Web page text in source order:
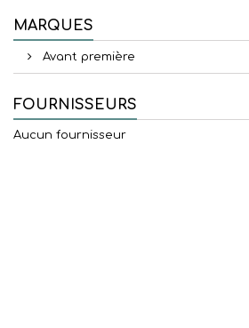
MARQUES
Avant première
FOURNISSEURS
Aucun fournisseur